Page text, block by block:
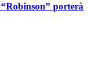
“Robinson” porterà